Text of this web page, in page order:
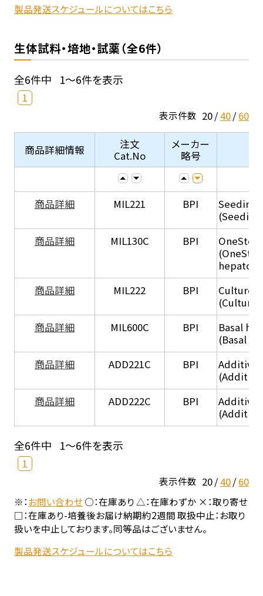
製品発送スケジュールについてはこちら
生体試料・培地・試薬（全6件）
全6件中 1～6件を表示
1
表示件数 20 40 60
商品詳細情報
注文
Cat.No
メーカー
略号
商品詳細 MIL221 BPI
Seeding
商品詳細
MIL130C BPI
商品詳細
MIL222 BPI
Culture
(Culture
商品詳細
MIL600C BPI
Basal
(Basal
商品詳細
ADD221C BPI
商品詳細
ADD222C BPI
全6件中 1～6件を表示
1
表示件数 20 40 60
※：お問い合わせ○：在庫あり △：在庫わずか ×：取り寄せ
□：在庫あり-培養後お届け納期約2週間 取扱中止：お取り
扱いを中止しております。同等品はございません。
製品発送スケジュールについてはこちら